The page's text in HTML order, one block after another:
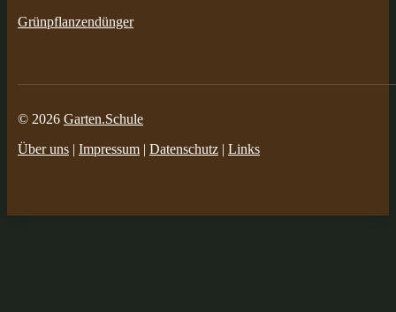
Grünpflanzendünger
© 2026 Garten.Schule
Über uns | Impressum | Datenschutz | Links